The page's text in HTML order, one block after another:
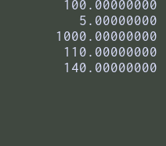
        100.00000000
          5.00000000
       1000.00000000
        110.00000000
        140.00000000